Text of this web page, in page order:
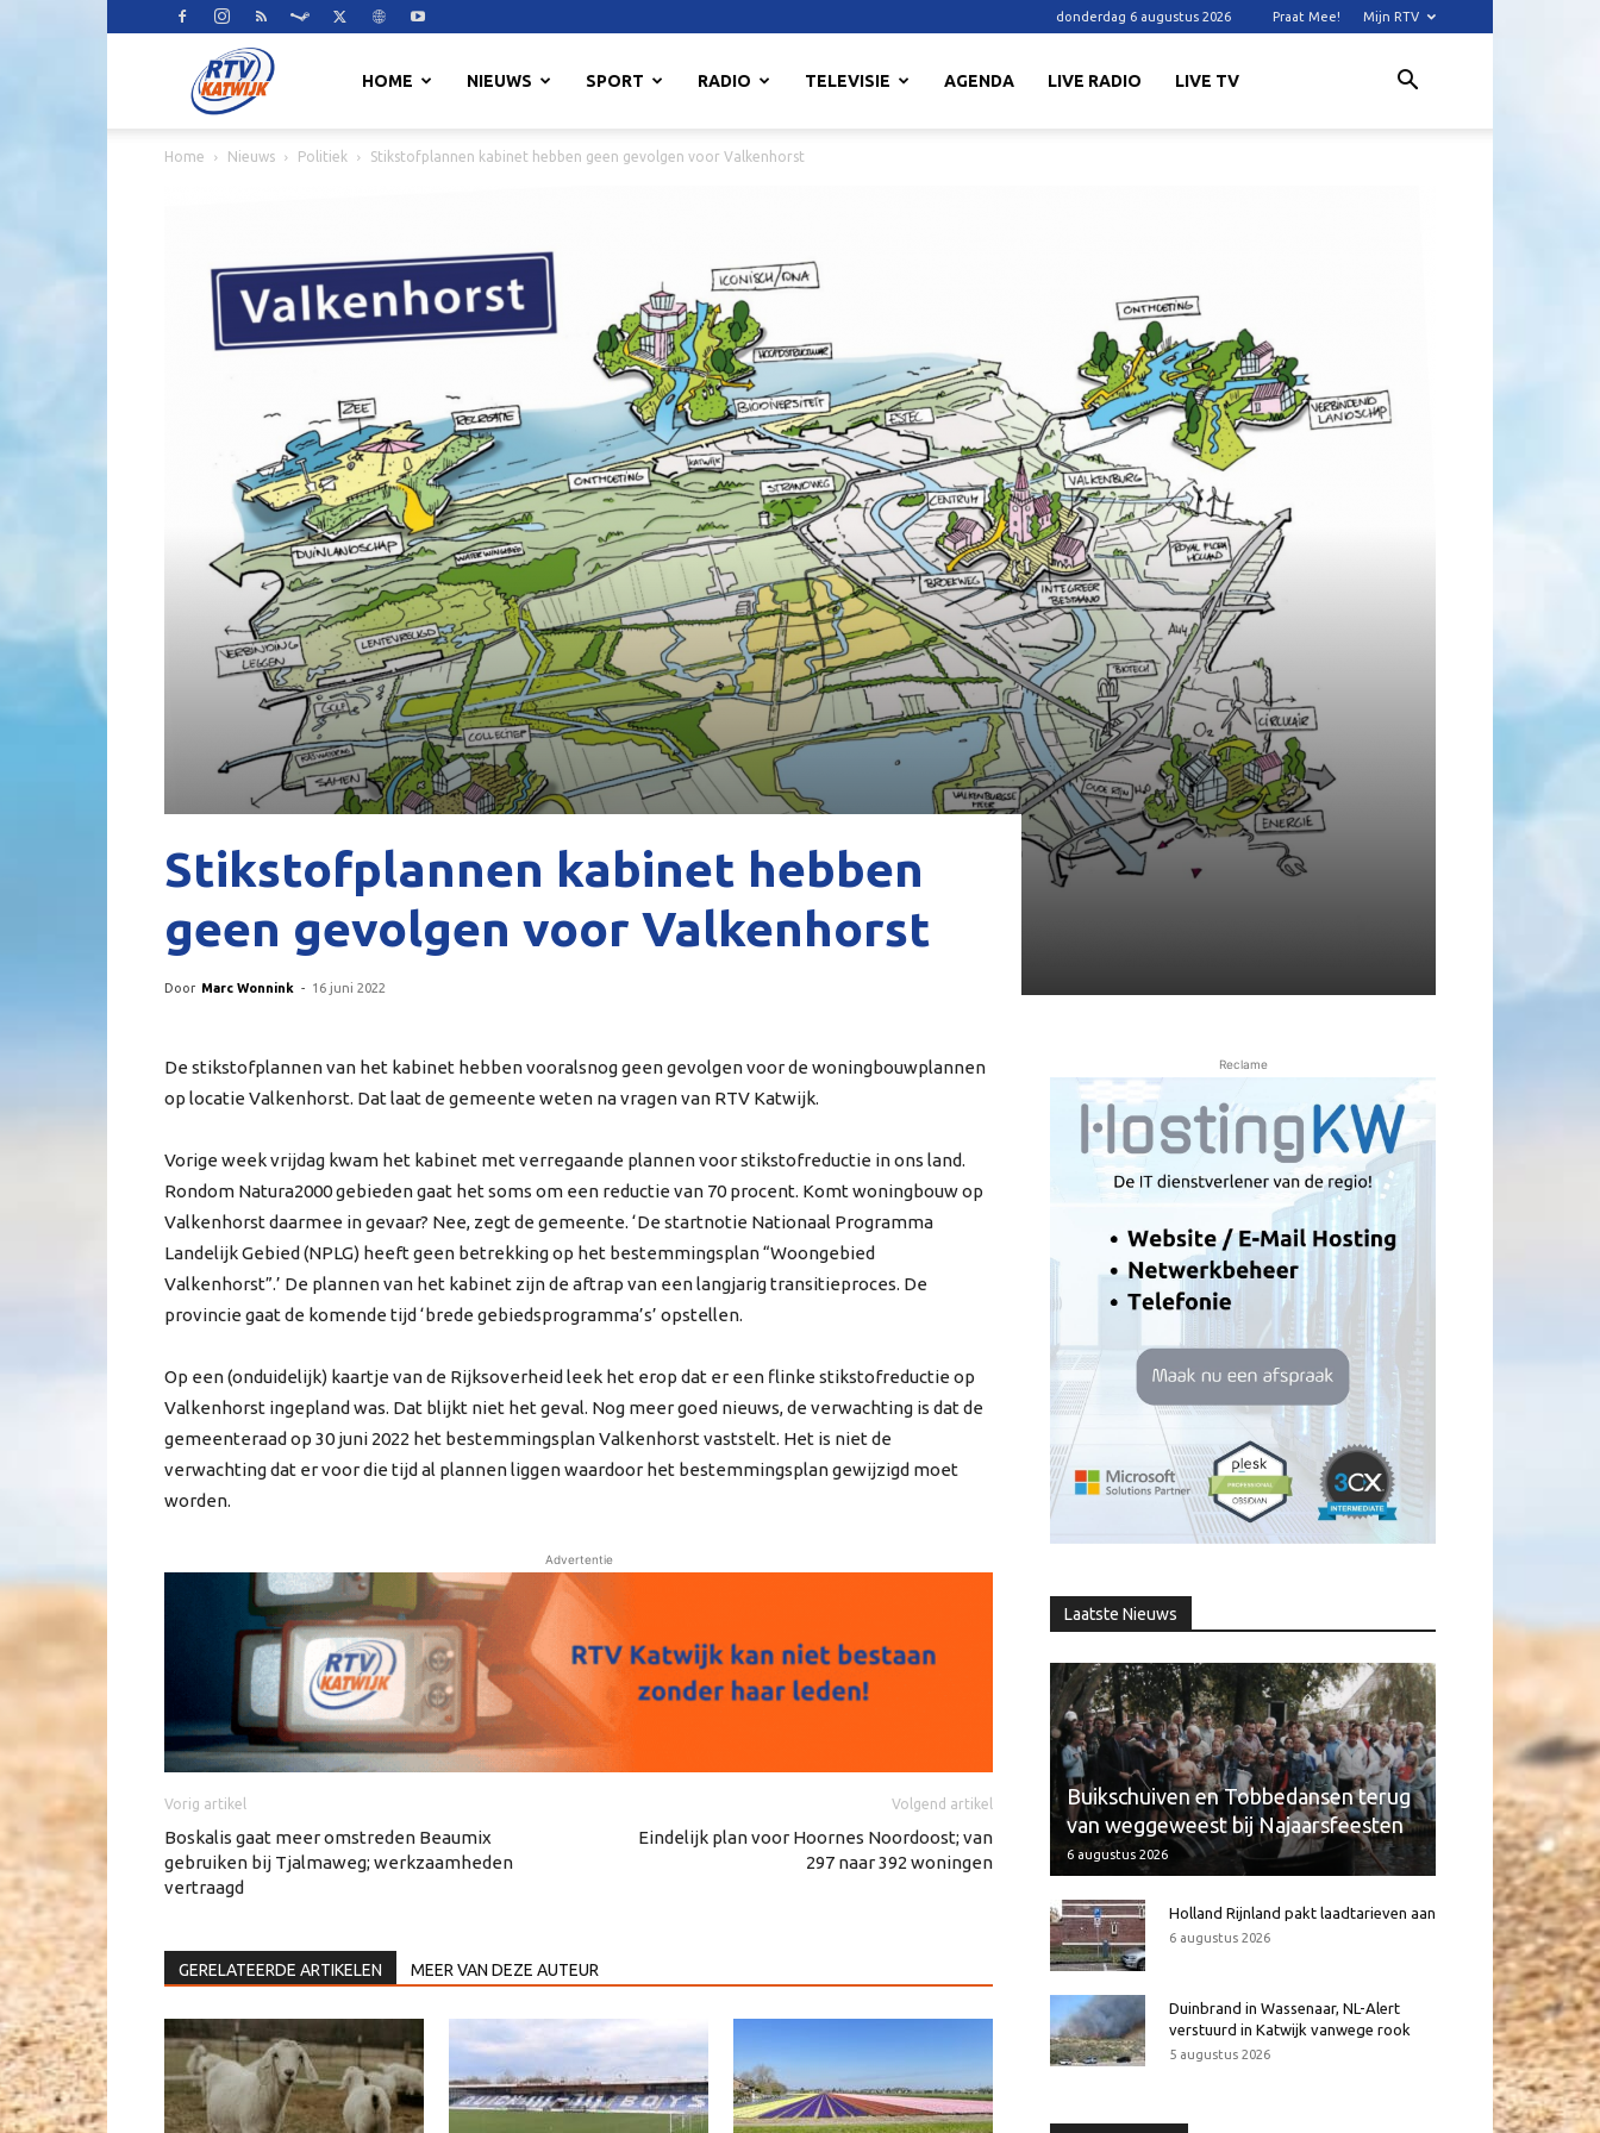
donderdag 6 augustus 2026 Praat Mee! Mijn RTV
HOME NIEUWS SPORT RADIO TELEVISIE AGENDA LIVE RADIO LIVE TV
Home Nieuws Politiek Stikstofplannen kabinet hebben geen gevolgen voor Valkenhorst
Stikstofplannen kabinet hebben
geen gevolgen voor Valkenhorst
Door Marc Wonnink - 16 juni 2022
De stikstofplannen van het kabinet hebben vooralsnog geen gevolgen voor de woningbouwplannen
op locatie Valkenhorst. Dat laat de gemeente weten na vragen van RTV Katwijk.
Vorige week vrijdag kwam het kabinet met verregaande plannen voor stikstofreductie in ons land.
Rondom Natura2000 gebieden gaat het soms om een reductie van 70 procent. Komt woningbouw op
Valkenhorst daarmee in gevaar? Nee, zegt de gemeente. ‘De startnotie Nationaal Programma
Landelijk Gebied (NPLG) heeft geen betrekking op het bestemmingsplan “Woongebied
Valkenhorst”.’ De plannen van het kabinet zijn de aftrap van een langjarig transitieproces. De
provincie gaat de komende tijd ‘brede gebiedsprogramma’s’ opstellen.
Op een (onduidelijk) kaartje van de Rijksoverheid leek het erop dat er een flinke stikstofreductie op
Valkenhorst ingepland was. Dat blijkt niet het geval. Nog meer goed nieuws, de verwachting is dat de
gemeenteraad op 30 juni 2022 het bestemmingsplan Valkenhorst vaststelt. Het is niet de
verwachting dat er voor die tijd al plannen liggen waardoor het bestemmingsplan gewijzigd moet
worden.
Advertentie
Vorig artikel
Boskalis gaat meer omstreden Beaumix
gebruiken bij Tjalmaweg; werkzaamheden
vertraagd
Volgend artikel
Eindelijk plan voor Hoornes Noordoost; van
297 naar 392 woningen
GERELATEERDE ARTIKELEN MEER VAN DEZE AUTEUR
Reclame
Laatste Nieuws
Buikschuiven en Tobbedansen terug
van weggeweest bij Najaarsfeesten
6 augustus 2026
Holland Rijnland pakt laadtarieven aan
6 augustus 2026
Duinbrand in Wassenaar, NL-Alert
verstuurd in Katwijk vanwege rook
5 augustus 2026